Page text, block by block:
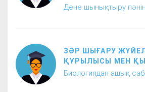
Дене шынықтыру
ЗӘР ШЫҒАРУ
ҚҰРЫЛЫСЫ МЕН
Биологиядан ашық